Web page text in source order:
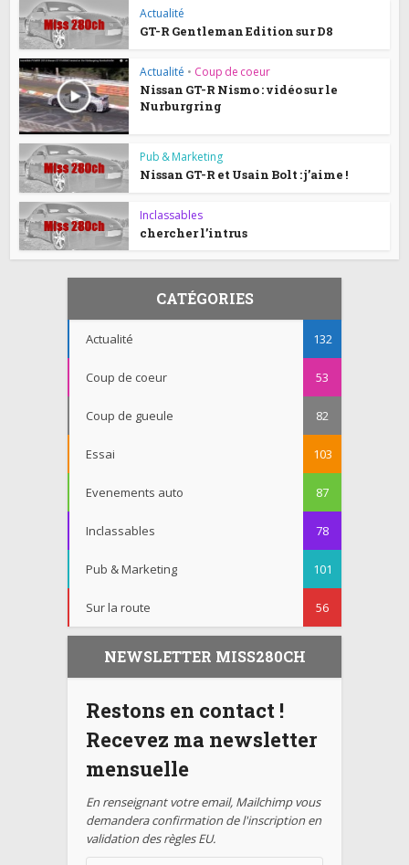
Actualité
GT-R Gentleman Edition sur D8
Actualité • Coup de coeur
Nissan GT-R Nismo : vidéo sur le
Nurburgring
Pub & Marketing
Nissan GT-R et Usain Bolt : j’aime !
Inclassables
chercher l’intrus
CATÉGORIES
Actualité 132
Coup de coeur 53
Coup de gueule 82
Essai 103
Evenements auto 87
Inclassables 78
Pub & Marketing 101
Sur la route 56
NEWSLETTER MISS280CH
Restons en contact !
Recevez ma newsletter
mensuelle
En renseignant votre email, Mailchimp vous
demandera confirmation de l'inscription en
validation des règles EU.